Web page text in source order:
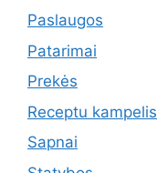
Paslaugos
Patarimai
Prekės
Receptu kampelis
Sapnai